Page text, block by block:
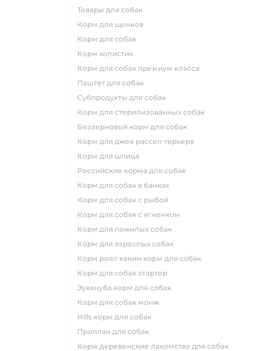
товары для собак
корм для щенков
корм для собак
корм холистик
корм для собак премиум класса
паштет для собак
субпродукты для собак
корм для стерилизованных собак
беззерновой корм для собак
корм для джек рассел терьера
корм для шпица
российские корма для собак
корм для собак в банках
корм для собак с рыбой
корм для собак с ягненком
корм для пожилых собак
корм для взрослых собак
корм роял канин корм для собак
корм для собак стартер
эукануба корм для собак
корм для собак монж
hills корм для собак
проплан для собак
корм деревенские лакомства для собак